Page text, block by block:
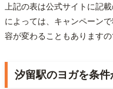
上記の表は公式サイトに記
によっては、キャンペーン
容が変わることもあります
汐留駅のヨガを条件